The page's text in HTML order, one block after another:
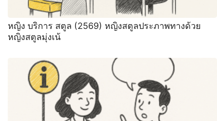
หญิง บริการ สตูล (2569) หญิงสตูลประภาพทางด้วย
หญิงสตูลมุ่งเน้